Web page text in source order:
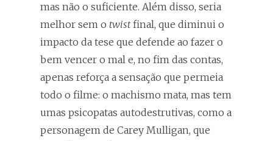
mas não o suficiente. Além disso, seria
melhor sem o twistfinal, que diminui o
impacto da tese que defende ao fazer o
bem vencer o mal e, no fim das contas,
apenas reforça a sensação que permeia
todo o filme: o machismo mata, mas tem
umas psicopatas autodestrutivas, como a
personagem de Carey Mulligan, que